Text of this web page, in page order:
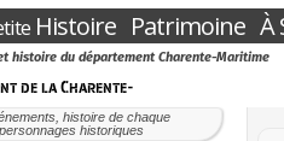
Histoire Patrimoine À
histoire du département Charente-Maritime
de la Charente-
histoire de chaque
historiques